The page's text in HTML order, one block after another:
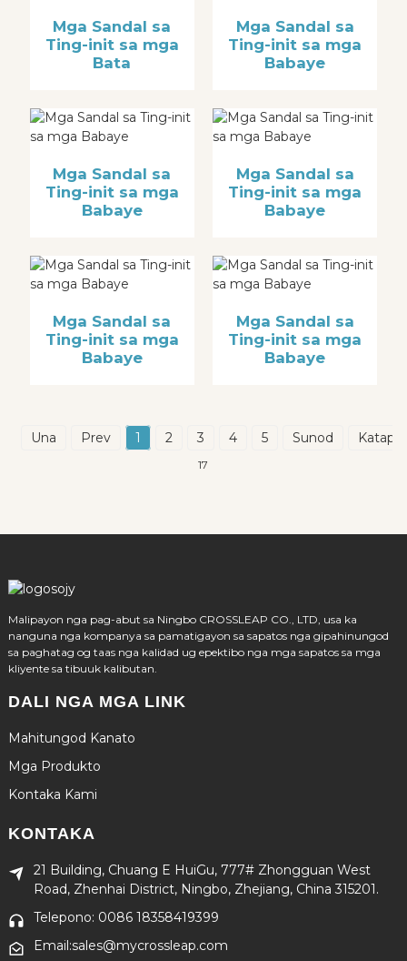
Mga Sandal sa
Ting-init sa mga
Bata
Mga Sandal sa
Ting-init sa mga
Babaye
Mga Sandal sa
Ting-init sa mga
Babaye
Mga Sandal sa
Ting-init sa mga
Babaye
Mga Sandal sa
Ting-init sa mga
Babaye
Mga Sandal sa
Ting-init sa mga
Babaye
Una Prev 1 2 3 4 5 Sunod
17
Malipayon nga pag-abut sa Ningbo CROSSLEAP CO., LTD, usa ka
nanguna nga kompanya sa pamatigayon sa sapatos nga gipahinungod
sa paghatag og taas nga kalidad ug epektibo nga mga sapatos sa mga
kliyente sa tibuuk kalibutan.
DALI NGA MGA LINK
Mahitungod Kanato
Mga Produkto
Kontaka Kami
KONTAKA
21 Building, Chuang E HuiGu, 777# Zhongguan West
Road, Zhenhai District, Ningbo, Zhejiang, China 315201.
Telepono: 0086 18358419399
Email:sales@mycrossleap.com